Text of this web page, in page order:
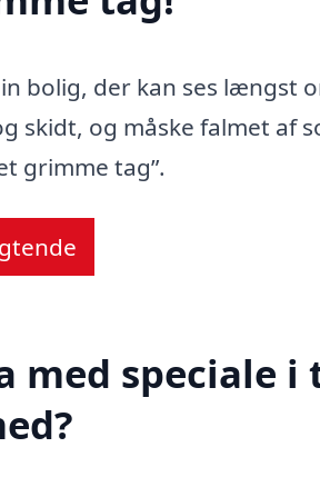
bolig, der kan ses længst
skidt, og måske falmet af
grimme tag”.
med speciale i